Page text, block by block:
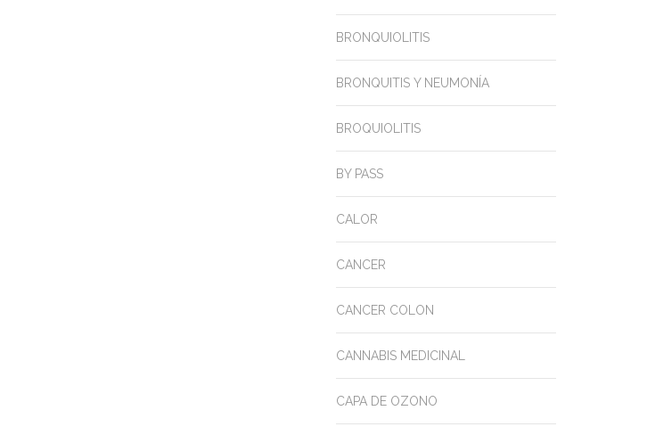
BRONQUIOLITIS
BRONQUITIS Y NEUMONÍA
BROQUIOLITIS
BY PASS
CALOR
CANCER
CANCER COLON
CANNABIS MEDICINAL
CAPA DE OZONO